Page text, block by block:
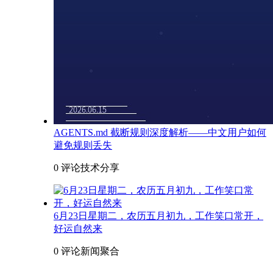
AGENTS.md 截断规则深度解析——中文用户如何
避免规则丢失
0 评论技术分享
6月23日星期二，农历五月初九，工作笑口常开，
好运自然来
0 评论新闻聚合